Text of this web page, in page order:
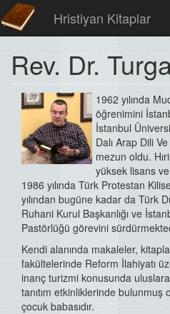
Hristiyan Kitaplar
Rev. Dr.
1962 yılında
öğrenimini
İstanbul
Dalı Arap Dili
mezun oldu.
yüksek lisans ve
1986 yılında Türk Protestan
yılından bugüne kadar da Türk
Ruhani Kurul Başkanlığı ve
Pastörlüğü görevini
Kendi alanında makaleler,
fakültelerinde Reform İlahiyatı
inanç turizmi konusunda
tanıtım etkinliklerinde
çocuk babasıdır.